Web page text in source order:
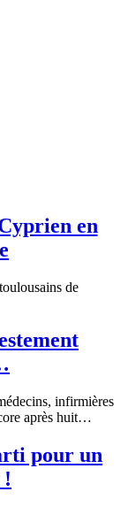
en
de
infirmières
après huit…
pour un
!